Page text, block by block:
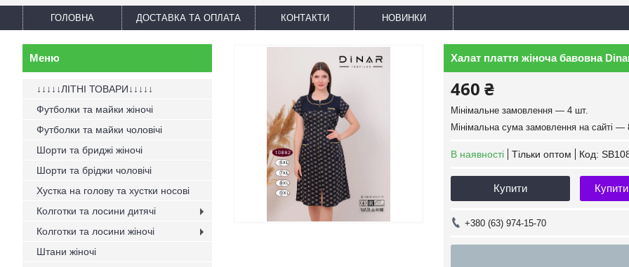
ГОЛОВНА ДОСТАВКА ТА ОПЛАТА КОНТАКТИ НОВИНКИ
Халат плаття жіноча бавовна
460 ₴
Мінімальне замовлення — 4 шт.
Мінімальна сума замовлення на сайті —
В наявності Тільки оптом Код:
Купити
+380 (63) 974-15-70
↓↓↓↓↓ЛІТНІ ТОВАРИ↓↓↓↓↓
Футболки та майки жіночі
Футболки та майки чоловічі
Шорти та бриджі жіночі
Шорти та бріджи чоловічі
Хустка на голову та хустки носові
Колготки та лосини дитячі
Колготки та лосини жіночі
Штани жіночі